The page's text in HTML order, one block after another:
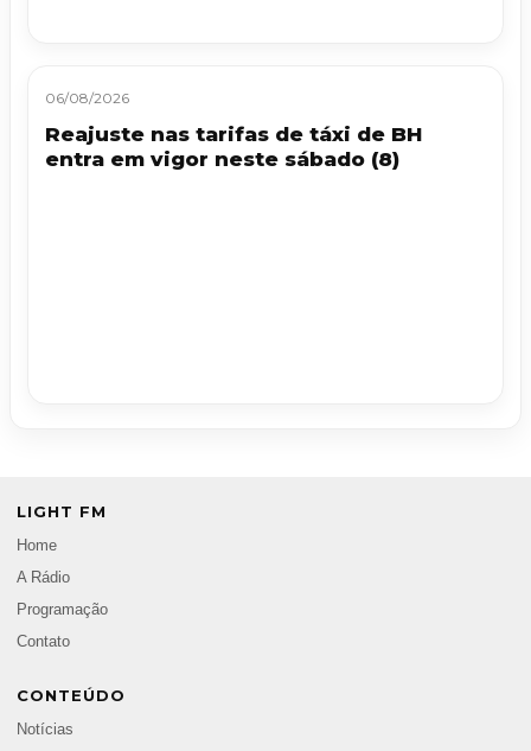
06/08/2026
Reajuste nas tarifas de táxi de BH
entra em vigor neste sábado (8)
LIGHT FM
Home
A Rádio
Programação
Contato
CONTEÚDO
Notícias